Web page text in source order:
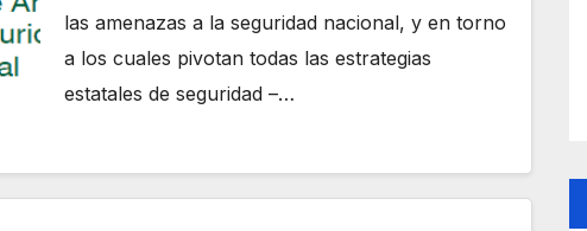
las amenazas a la seguridad nacional, y en torno
a los cuales pivotan todas las estrategias
estatales de seguridad –…